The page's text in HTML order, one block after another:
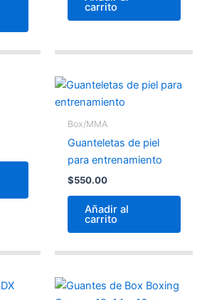
carrito
Box/MMA
Guanteletas de piel
para entrenamiento
$550.00
Añadir al
carrito